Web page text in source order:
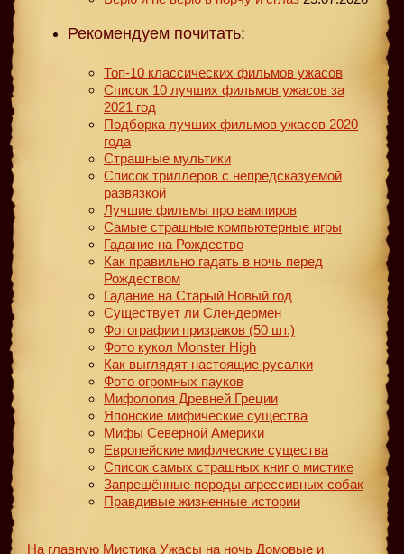
Рекомендуем почитать:
Топ-10 классических фильмов ужасов
Список 10 лучших фильмов ужасов за
2021 год
Подборка лучших фильмов ужасов 2020
года
Страшные мультики
Список триллеров с непредсказуемой
развязкой
Лучшие фильмы про вампиров
Самые страшные компьютерные игры
Гадание на Рождество
Как правильно гадать в ночь перед
Рождеством
Гадание на Старый Новый год
Существует ли Слендермен
Фотографии призраков (50 шт.)
Фото кукол Monster High
Как выглядят настоящие русалки
Фото огромных пауков
Мифология Древней Греции
Японские мифические существа
Мифы Северной Америки
Европейские мифические существа
Список самых страшных книг о мистике
Запрещённые породы агрессивных собак
Правдивые жизненные истории
На главную Мистика Ужасы на ночь Домовые и